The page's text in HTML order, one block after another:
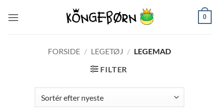
0
FORSIDE / LEGETØJ / LEGEMAD
FILTER